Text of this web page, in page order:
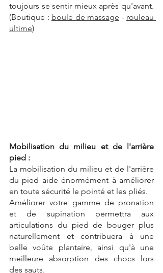
toujours se sentir mieux après qu'avant.
(Boutique : boule de massage - rouleau
ultime)
Mobilisation du milieu et de l'arrière
pied :
La mobilisation du milieu et de l'arrière
du pied aide énormément à améliorer
en toute sécurité le pointé et les pliés.
Améliorer votre gamme de pronation
et de supination permettra aux
articulations du pied de bouger plus
naturellement et contribuera à une
belle voûte plantaire, ainsi qu'à une
meilleure absorption des chocs lors
des sauts.